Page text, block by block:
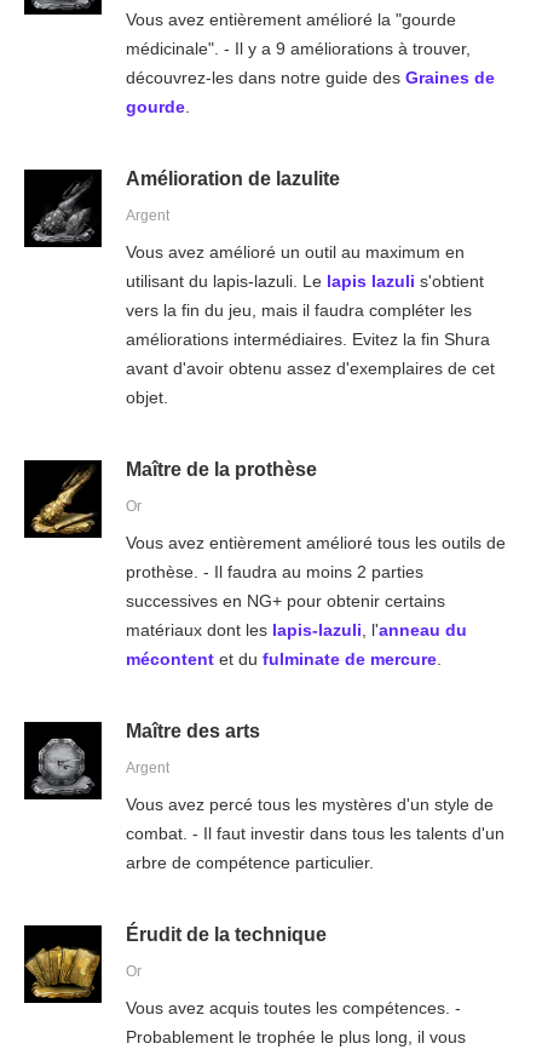
Vous avez entièrement amélioré la "gourde
médicinale". - Il y a 9 améliorations à trouver,
découvrez-les dans notre guide des Graines de
gourde.
Amélioration de lazulite
Argent
Vous avez amélioré un outil au maximum en
utilisant du lapis-lazuli. Le lapis lazuli s'obtient
vers la fin du jeu, mais il faudra compléter les
améliorations intermédiaires. Evitez la fin Shura
avant d'avoir obtenu assez d'exemplaires de cet
objet.
Maître de la prothèse
Or
Vous avez entièrement amélioré tous les outils de
prothèse. - Il faudra au moins 2 parties
successives en NG+ pour obtenir certains
matériaux dont les lapis-lazuli, l'anneau du
mécontentet du fulminate de mercure.
Maître des arts
Argent
Vous avez percé tous les mystères d'un style de
combat. - Il faut investir dans tous les talents d'un
arbre de compétence particulier.
Érudit de la technique
Or
Vous avez acquis toutes les compétences. -
Probablement le trophée le plus long, il vous